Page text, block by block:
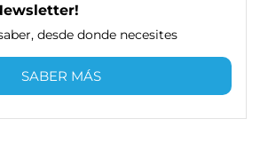
desde donde necesites
SABER MÁS